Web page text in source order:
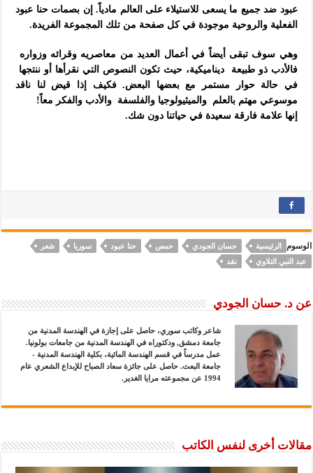
عبود ضد جميع ما يسعى للاستيلاء على العالم مادياً. إن بصمات حنا عبود
الفعلية والروحية موجودة في كل صفحة من تلك المجموعة الفريدة.
وهي سوف تبقى أيضاً في أعمال العديد من معاصريه وقرائه وزواره
فالأدب ذو طبيعة ديناميكية، حيث تكون النصوص التي نقرأها أو ننتجها
في حالة حوار مستمر مع بعضها البعض. فكيف إذا قيض لنا ناقد
موسوعي مهتم بالعلم والميثيولوجيا والفلسفة والأدب والفكر معاً!
إنها علامة فارقة سعيدة في حياتنا دون شك.
الوسوم الرئيسية حسان الجودي حمص حنا عبود سوريا
شعر
عبد النبي التلاوي
نقد
عن د. حسان الجودي
شاعر وكاتب سوري، حاصل على إجازة في الهندسة المدنية من
جامعة دمشق, ودكتوراه في الهندسة المدنية من جامعات بولونيا.
عمل مدرساً في قسم الهندسة المائية، بكلية الهندسة المدنية -
جامعة البعث. حاصل على جائزة سعاد الصباح للإبداع الشعري عام
1994 عن مجموعته مرايا الغدير.
مقالات أخرى لنفس الكاتب